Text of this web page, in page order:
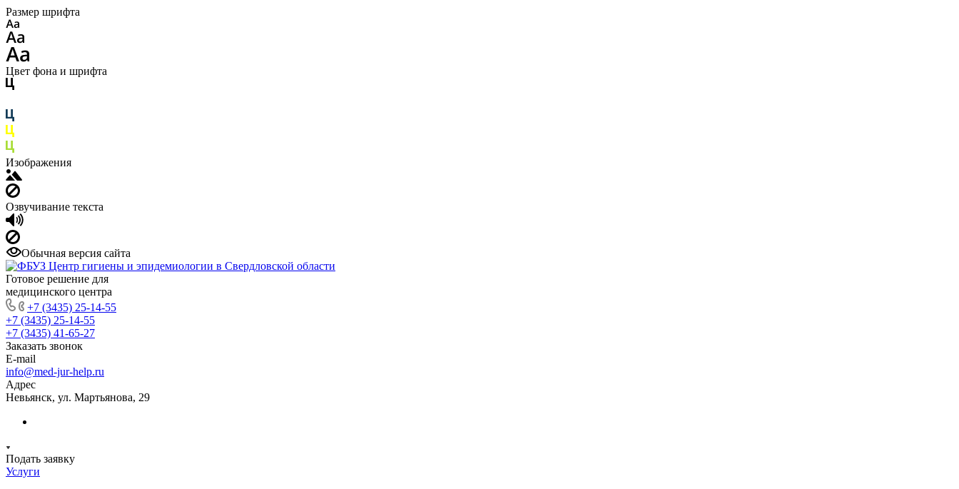
Размер шрифта
Цвет фона и шрифта
Изображения
Озвучивание текста
Обычная версия сайта
Готовое решение для
медицинского центра
+7 (3435) 25-14-55
+7 (3435) 25-14-55
+7 (3435) 41-65-27
Заказать звонок
E-mail
info@med-jur-help.ru
Адрес
Невьянск, ул. Мартьянова, 29
Подать заявку
Услуги